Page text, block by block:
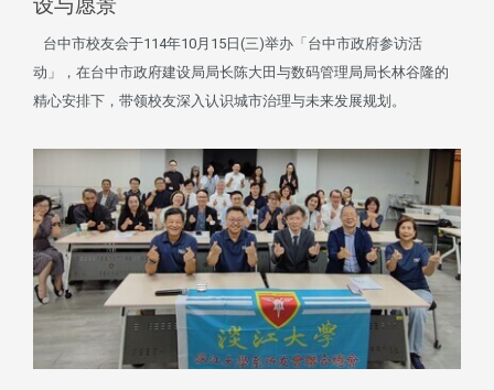
台中市校友会于114年10月15日(三)举办「台中市政府参访活
动」，在台中市政府建设局局长陈大田与数码管理局局长林谷隆的
精心安排下，带领校友深入认识城市治理与未来发展规划。